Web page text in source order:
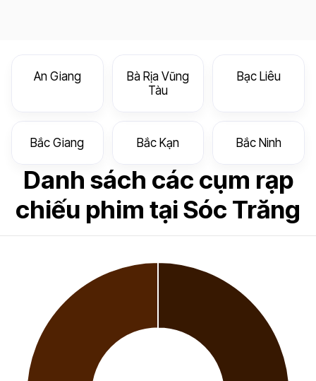
An Giang
Bà Rịa Vũng
Tàu
Bạc Liêu
Bắc Giang Bắc Kạn Bắc Ninh
Danh sách các cụm rạp
chiếu phim tại Sóc Trăng